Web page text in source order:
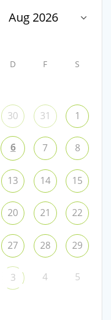
D F S
30 31 1
6 7 8
13 14 15
20 21 22
27 28 29
3 4 5